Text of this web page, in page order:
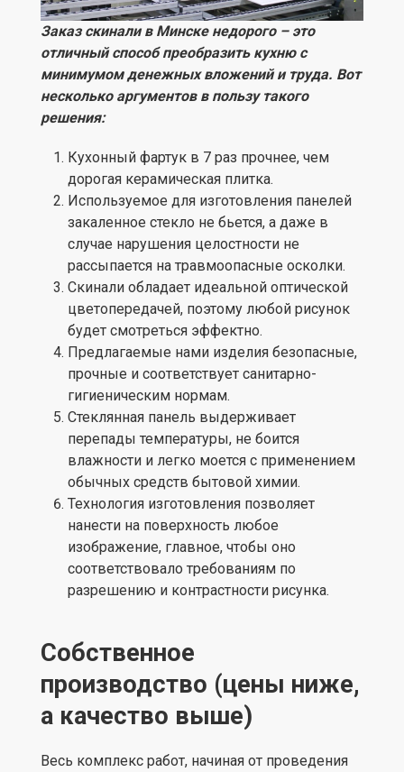
Заказ скинали в Минске недорого – это
отличный способ преобразить кухню с
минимумом денежных вложений и труда. Вот
несколько аргументов в пользу такого
решения:
Кухонный фартук в 7 раз прочнее, чем
дорогая керамическая плитка.
Используемое для изготовления панелей
закаленное стекло не бьется, а даже в
случае нарушения целостности не
рассыпается на травмоопасные осколки.
Скинали обладает идеальной оптической
цветопередачей, поэтому любой рисунок
будет смотреться эффектно.
Предлагаемые нами изделия безопасные,
прочные и соответствует санитарно-
гигиеническим нормам.
Стеклянная панель выдерживает
перепады температуры, не боится
влажности и легко моется с применением
обычных средств бытовой химии.
Технология изготовления позволяет
нанести на поверхность любое
изображение, главное, чтобы оно
соответствовало требованиям по
разрешению и контрастности рисунка.
Собственное
производство (цены ниже,
а качество выше)
Весь комплекс работ, начиная от проведения